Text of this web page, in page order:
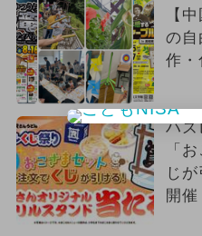
2024年8月のイベント
夏休み（日帰り）
アート ハロウ
ハロウィン ク
厳選お出かけまとめ
【
の自
作・
ハズ
「
じ
開催